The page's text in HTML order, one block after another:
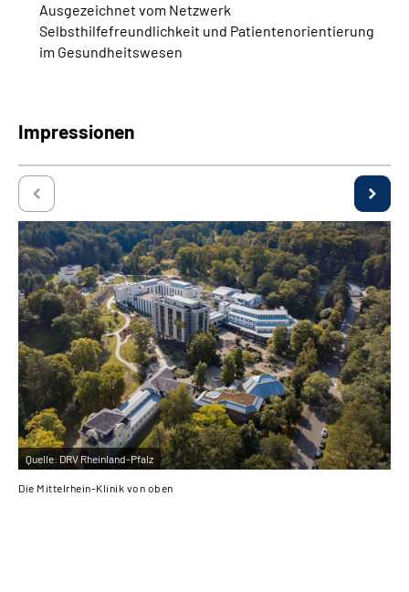
Ausgezeichnet vom Netzwerk
Selbsthilfefreundlichkeit und Patientenorientierung
im Gesundheitswesen
Impressionen
Quelle: DRV Rheinland-Pfalz
Die Mittelrhein-Klinik von oben